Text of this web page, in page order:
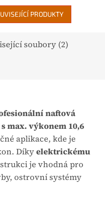
PRODUKTY
soubory (2)
naftová
max. výkonem 10,6
aplikace, kde je
Díkyelektrickému
je vhodná pro
ostrovní systémy